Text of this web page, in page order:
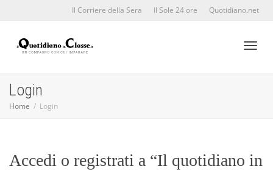
Il Corriere della Sera Il Sole 24 ore Quotidiano.net
Login
Home Login
Accedi o registrati a “Il quotidiano in